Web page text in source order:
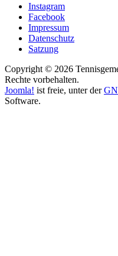
Instagram
Facebook
Impressum
Datenschutz
Satzung
Copyright © 2026
Rechte vorbehalten.
Joomla! ist freie, unter der
Software.